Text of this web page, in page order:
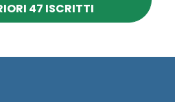
47 ISCRITTI